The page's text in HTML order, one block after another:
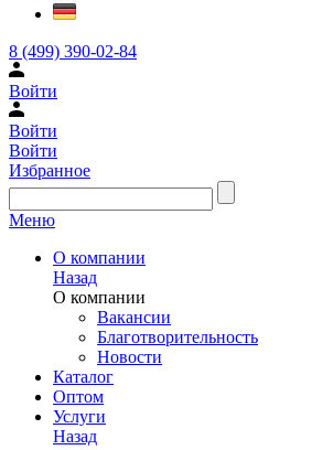
8 (499) 390-02-84
Войти
Войти
Войти
Избранное
Меню
О компании
Назад
О компании
Вакансии
Благотворительность
Новости
Каталог
Оптом
Услуги
Назад